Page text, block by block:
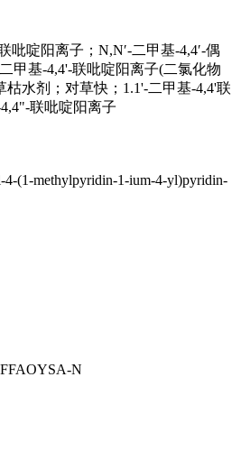
吡啶阳离子；N,N′-二甲基-4,4′-偶
甲基-4,4'-联吡啶阳离子(二氯化物
水剂；对草快；1.1'-二甲基-4,4'联
联吡啶阳离子
4-(1-methylpyridin-1-ium-4-yl)pyridin-
N